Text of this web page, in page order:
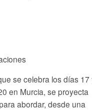
se celebra los días 17
en Murcia, se proyecta
abordar, desde una